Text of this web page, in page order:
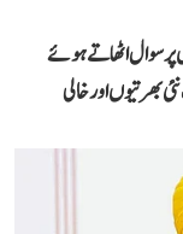
سوال اٹھاتے ہوئے
بھرتیوں اور خالی